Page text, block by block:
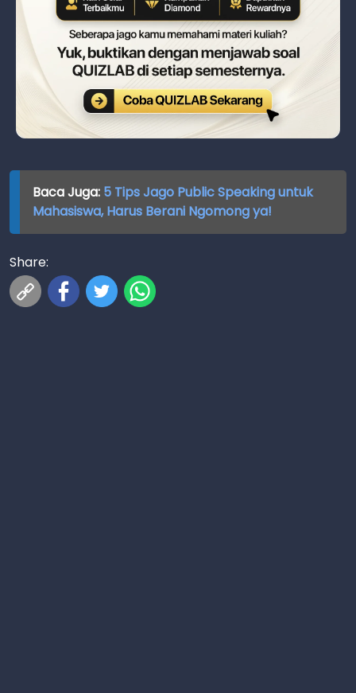
Baca Juga: 5 Tips Jago Public Speaking untuk
Mahasiswa, Harus Berani Ngomong ya!
Share: